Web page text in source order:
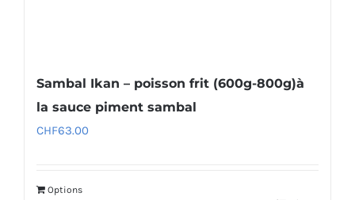
Sambal Ikan – poisson frit (600g-800g)à
la sauce piment sambal
CHF63.00
Options